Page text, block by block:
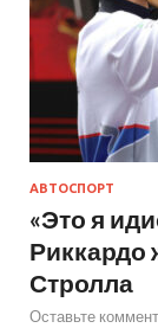
АВТОСПОРТ
«Это я
Риккардо
Стролла
Оставьте